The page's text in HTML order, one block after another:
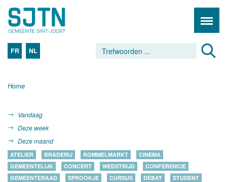
FR NL
Home
Vandaag
Deze week
Deze maand
ATELIER BRADERIJ ROMMELMARKT
CINEMA
GEMEENTELIJK
CONCERT WEDSTRIJD
CONFERENCIE
GEMEENTERAAD
SPROOKJE CURSUS DEBAT
STUDENT